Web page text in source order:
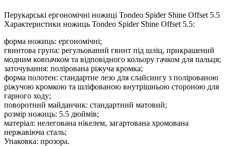
Перукарські ергономічні ножиці Tondeo Spider Shine Offset 5.5
Характеристики ножиць Tondeo Spider Shine Offset 5.5:
форма ножиць: ергономічні;
гвинтова група: регульований гвинт під шліц, прикрашений
модним ковпачком та відповідного кольору гачком для пальця;
заточування: полірована ріжуча кромка;
форма полотен: стандартне лезо для слайсингу з полірованою
ріжучою кромкою та шліфованою внутрішньою стороною для
гарного ходу;
поворотний майданчик: стандартний матовий;
розмір ножиць: 5.5 дюймів;
матеріал: нелегована нікелем, загартована хромована
нержавіюча сталь;
Упаковка: прозора.